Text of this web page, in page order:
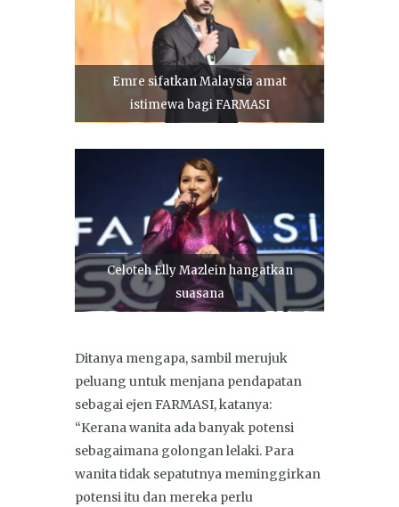
Emre sifatkan Malaysia amat
istimewa bagi FARMASI
Celoteh Elly Mazlein hangatkan
suasana
Ditanya mengapa, sambil merujuk
peluang untuk menjana pendapatan
sebagai ejen FARMASI, katanya:
“Kerana wanita ada banyak potensi
sebagaimana golongan lelaki. Para
wanita tidak sepatutnya meminggirkan
potensi itu dan mereka perlu